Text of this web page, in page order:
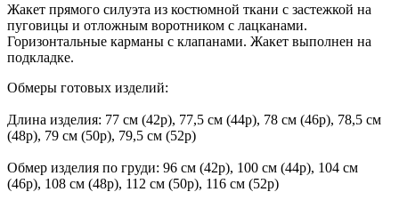
Жакет прямого силуэта из костюмной ткани с застежкой на
пуговицы и отложным воротником с лацканами.
Горизонтальные карманы с клапанами. Жакет выполнен на
подкладке.
Обмеры готовых изделий:
Длина изделия: 77 см (42р), 77,5 см (44р), 78 см (46р), 78,5 см
(48р), 79 см (50р), 79,5 см (52р)
Обмер изделия по груди: 96 см (42р), 100 см (44р), 104 см
(46р), 108 см (48р), 112 см (50р), 116 см (52р)